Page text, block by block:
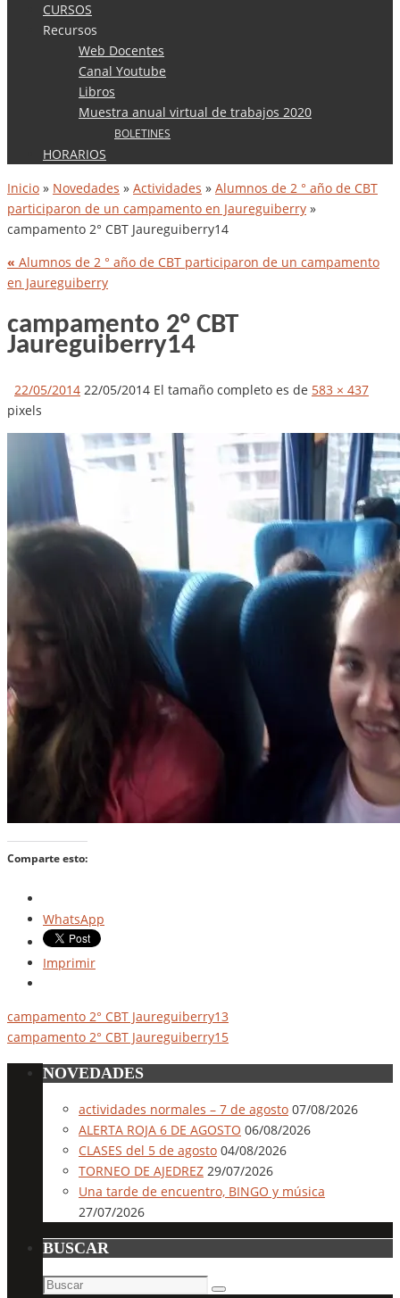
CURSOS
Recursos
Web Docentes
Canal Youtube
Libros
Muestra anual virtual de trabajos 2020
BOLETINES
HORARIOS
Inicio » Novedades » Actividades » Alumnos de 2 ° año de CBT
participaron de un campamento en Jaureguiberry »
campamento 2° CBT Jaureguiberry14
« Alumnos de 2 ° año de CBT participaron de un campamento
en Jaureguiberry
campamento 2° CBT
Jaureguiberry14
22/05/2014 22/05/2014 El tamaño completo es de 583 × 437
pixels
Comparte esto:
WhatsApp
Imprimir
campamento 2° CBT Jaureguiberry13
campamento 2° CBT Jaureguiberry15
NOVEDADES
actividades normales – 7 de agosto 07/08/2026
ALERTA ROJA 6 DE AGOSTO 06/08/2026
CLASES del 5 de agosto 04/08/2026
TORNEO DE AJEDREZ 29/07/2026
Una tarde de encuentro, BINGO y música
27/07/2026
BUSCAR
Buscar:
Buscar